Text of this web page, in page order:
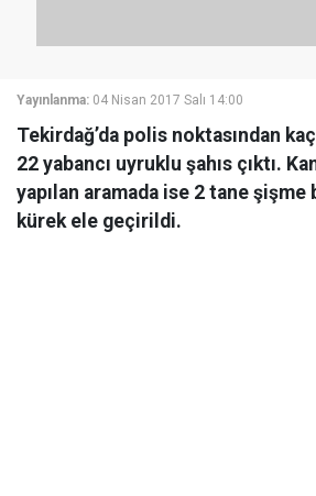
Yayınlanma: 04 Nisan 2017 Salı 14:00
Tekirdağ’da polis noktasından
22 yabancı uyruklu şahıs çıktı.
yapılan aramada ise 2 tane şişme
kürek ele geçirildi.